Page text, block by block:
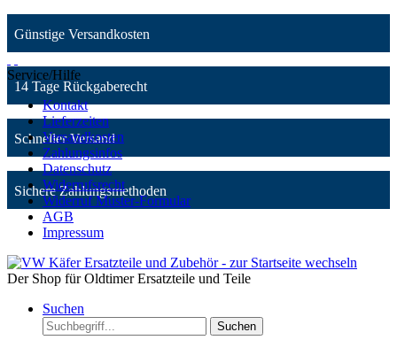
Günstige Versandkosten
14 Tage Rückgaberecht
Schneller Versand
Sichere Zahlungsmethoden
Service/Hilfe
Kontakt
Lieferzeiten
Versandkosten
Zahlungsinfos
Datenschutz
Widerrufsrecht
Widerruf Muster-Formular
AGB
Impressum
Der Shop für Oldtimer Ersatzteile und Teile
Suchen
Suchen